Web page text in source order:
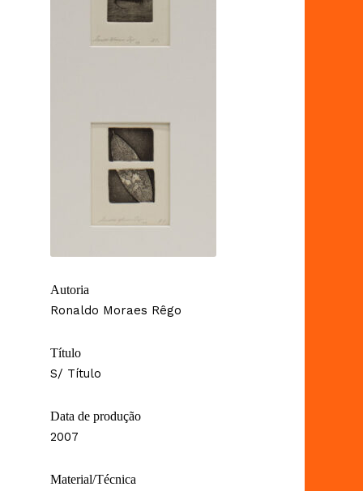
Autoria
Ronaldo Moraes Rêgo
Título
S/ Título
Data de produção
2007
Material/Técnica